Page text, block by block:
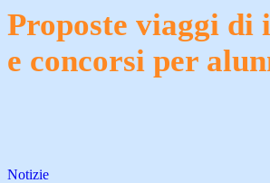
Proposte viaggi di
e concorsi per
Notizie